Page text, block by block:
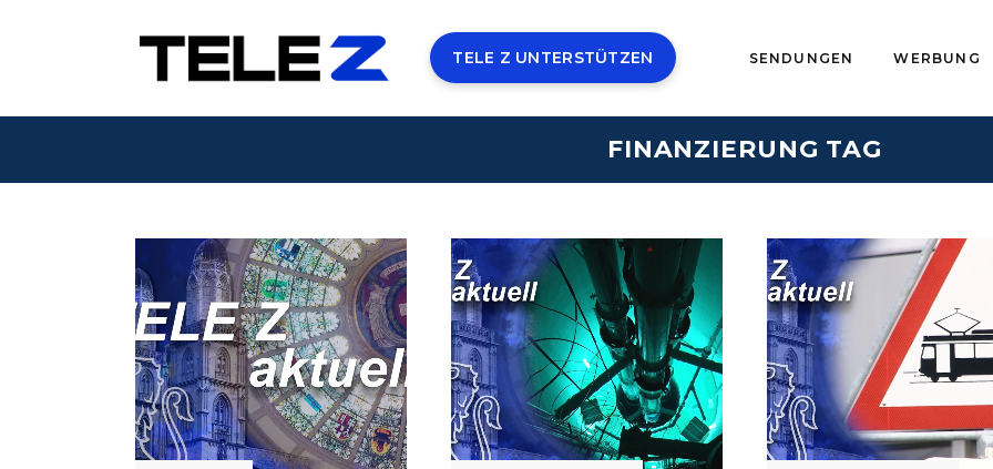
TELE Z UNTERSTÜTZEN SENDUNGEN WERBUNG
FINANZIERUNG TAG